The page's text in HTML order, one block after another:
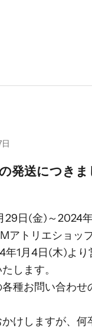
発送につきま
29日(金)～2024
アトリエショッ
年1月4日(木)よ
します。
種お問い合わ
けしますが、何